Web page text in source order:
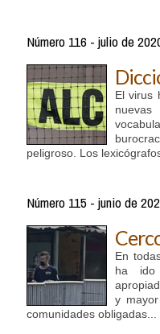
Número 116 - julio de
El virus
peligroso. Los
Número 115 - junio de
En
ha ido
y
comunidades obligadas...